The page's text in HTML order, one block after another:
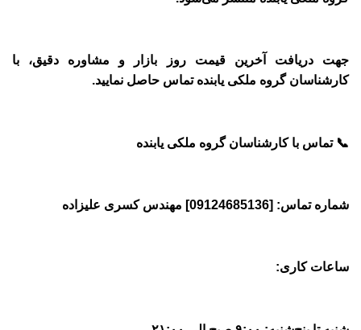
جهت دریافت آخرین قیمت روز بازار و مشاوره دقیق، با
کارشناسان گروه ملکی یابنده تماس حاصل نمایید.
📞 تماس با کارشناسان گروه ملکی یابنده
شماره تماس: [09124685136] مهندس کسری علیزاده
ساعات کاری: